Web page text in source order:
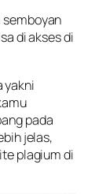
di akses di
yakni
pada
jelas,
plagium di